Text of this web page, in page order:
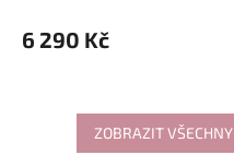
6 290 Kč
ZOBRAZIT